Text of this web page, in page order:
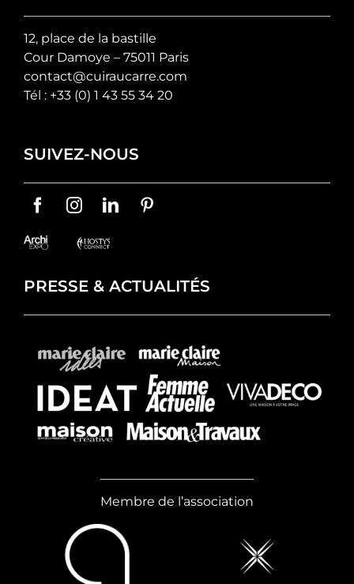
12, place de la bastille
Cour Damoye – 75011 Paris
contact@cuiraucarre.com
Tél : +33 (0) 1 43 55 34 20
SUIVEZ-NOUS
PRESSE & ACTUALITÉS
Membre de l’association